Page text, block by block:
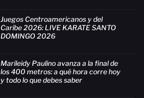
Juegos Centroamericanos y del
Caribe 2026: LIVE KARATE SANTO
DOMINGO 2026
Marileidy Paulino avanza a la final de
los 400 metros: a qué hora corre hoy
y todo lo que debes saber